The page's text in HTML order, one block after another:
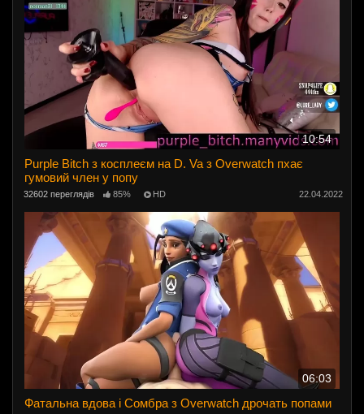
10:54
Purple Bitch з косплеєм на D. Va з Overwatch пхає
гумовий член у попу
32602 переглядів 85% HD 22.04.2022
06:03
Фатальна вдова і Сомбра з Overwatch дрочать попами